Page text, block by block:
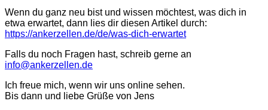
Wenn du ganz neu bist und wissen möchtest, was dich in
etwa erwartet, dann lies dir diesen Artikel durch:
https://ankerzellen.de/de/was-dich-erwartet
Falls du noch Fragen hast, schreib gerne an
info@ankerzellen.de
Ich freue mich, wenn wir uns online sehen.
Bis dann und liebe Grüße von Jens